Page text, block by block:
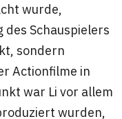
wurde,
Schauspielers
sondern
Actionfilme in
war Li vor allem
wurden,